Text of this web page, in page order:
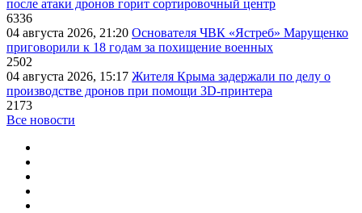
после атаки дронов горит сортировочный центр
6336
04 августа 2026, 21:20 Основателя ЧВК «Ястреб» Марущенко
приговорили к 18 годам за похищение военных
2502
04 августа 2026, 15:17 Жителя Крыма задержали по делу о
производстве дронов при помощи 3D‑принтера
2173
Все новости